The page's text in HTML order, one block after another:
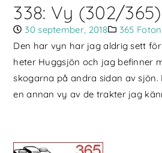
338: Vy (302/365)
30 september, 2018
365 Foton
Den har vyn har jag aldrig sett
heter Huggsjön och jag befinner
skogarna på andra sidan av
en annan vy av de trakter jag